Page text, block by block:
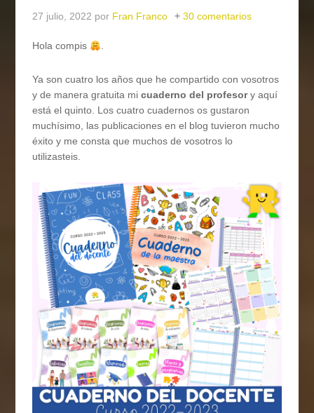
27 julio, 2022 por Fran Franco 30 comentarios
Hola compis .
Ya son cuatro los años que he compartido con vosotros
y de manera gratuita micuaderno del profesory aquí
está el quinto. Los cuatro cuadernos os gustaron
muchísimo, las publicaciones en el blog tuvieron mucho
éxito y me consta que muchos de vosotros lo
utilizasteis.